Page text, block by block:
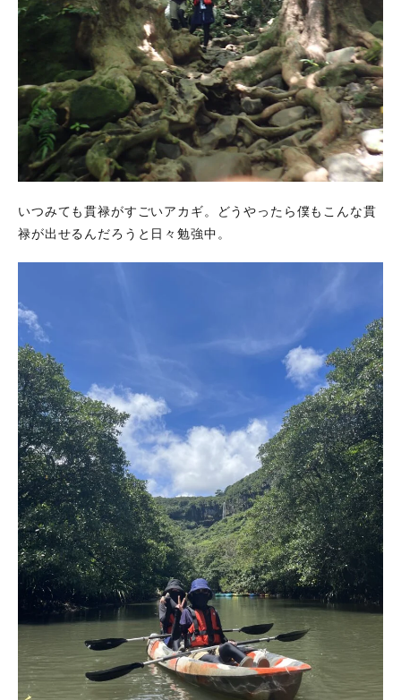
いつみても貫禄がすごいアカギ。どうやったら僕もこんな貫
禄が出せるんだろうと日々勉強中。